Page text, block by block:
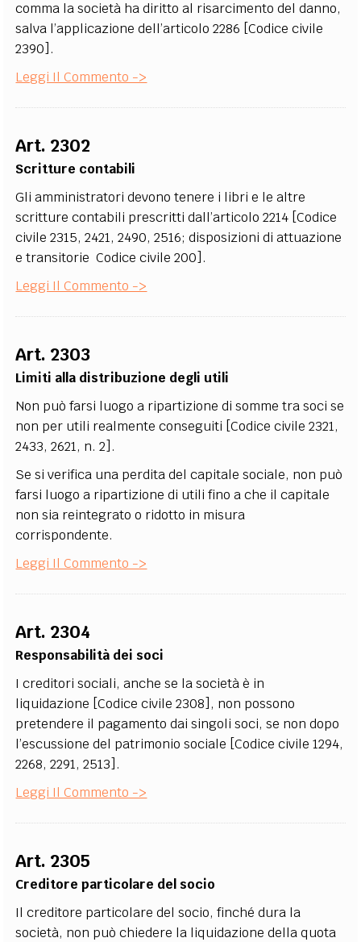
comma la società ha diritto al risarcimento del danno,
salva l’applicazione dell’articolo 2286 [Codice civile
2390].
Leggi Il Commento ->
Art. 2302
Scritture contabili
Gli amministratori devono tenere i libri e le altre
scritture contabili prescritti dall’articolo 2214 [Codice
civile 2315, 2421, 2490, 2516; disposizioni di attuazione
e transitorie Codice civile 200].
Leggi Il Commento ->
Art. 2303
Limiti alla distribuzione degli utili
Non può farsi luogo a ripartizione di somme tra soci se
non per utili realmente conseguiti [Codice civile 2321,
2433, 2621, n. 2].
Se si verifica una perdita del capitale sociale, non può
farsi luogo a ripartizione di utili fino a che il capitale
non sia reintegrato o ridotto in misura
corrispondente.
Leggi Il Commento ->
Art. 2304
Responsabilità dei soci
I creditori sociali, anche se la società è in
liquidazione [Codice civile 2308], non possono
pretendere il pagamento dai singoli soci, se non dopo
l’escussione del patrimonio sociale [Codice civile 1294,
2268, 2291, 2513].
Leggi Il Commento ->
Art. 2305
Creditore particolare del socio
Il creditore particolare del socio, finché dura la
società, non può chiedere la liquidazione della quota